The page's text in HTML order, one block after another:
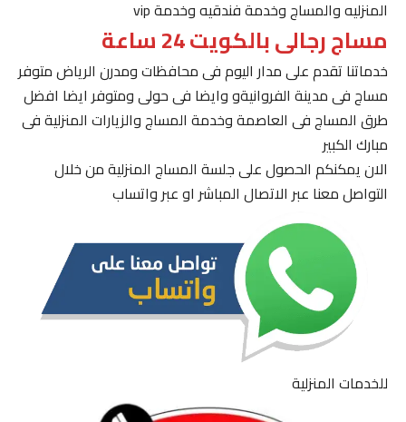
المنزليه والمساج وخدمة فندقيه وخدمة vip
مساج رجالى بالكويت 24 ساعة
خدماتنا تقدم على مدار اليوم فى محافظات ومدرن الرياض متوفر
مساج فى مدينة الفروانيةو وايضا فى حولى ومتوفر ايضا افضل
طرق المساج فى العاصمة وخدمة المساج والزيارات المنزلية فى
مبارك الكبير
الان يمكنكم الحصول على جلسة المساج المنزلية من خلال
التواصل معنا عبر الاتصال المباشر او عبر واتساب
للخدمات المنزلية